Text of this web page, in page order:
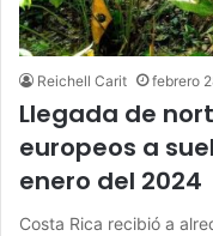
Reichell Carit febrero
Llegada de
europeos a
enero del 2024
Costa Rica recibió a